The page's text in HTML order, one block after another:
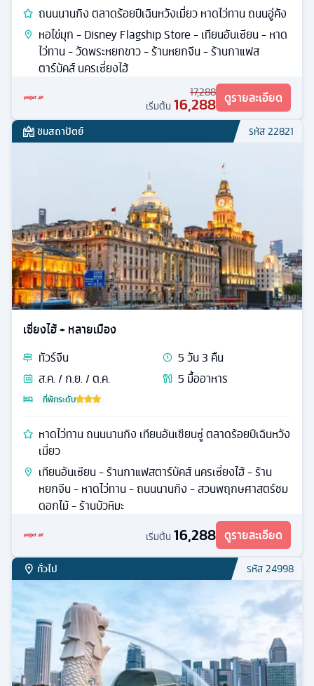
ถนนนานกิง ตลาดร้อยปีเฉินหวังเมี่ยว หาดไว่ทาน ถนนอู่คัง
หอไข่มุก - Disney Flagship Store - เทียนอันเซียน - หาด
ไว่ทาน - วัดพระหยกขาว - ร้านหยกจีน - ร้านกาแฟส
ตาร์บัคส์ นครเซี่ยงไฮ้
17,288
เริ่มต้น 16,288 ดูรายละเอียด
ชมสถาปัตย์ รหัส22821
เซี่ยงไฮ้ + หลายเมือง
ทัวร์จีน 5วัน3 คืน
ส.ค. / ก.ย. / ต.ค.
5 มื้ออาหาร
ที่พักระดับ
หาดไว่ทาน ถนนนานกิง เทียนอันเชียนซู่ ตลาดร้อยปีเฉินหวัง
เมี่ยว
เทียนอันเซียน - ร้านกาแฟสตาร์บัคส์ นครเซี่ยงไฮ้ - ร้าน
หยกจีน - หาดไว่ทาน - ถนนนานกิง - สวนพฤกษศาสตร์ชม
ดอกไม้ - ร้านบัวหิมะ
เริ่มต้น 16,288 ดูรายละเอียด
ทั่วไป รหัส24998